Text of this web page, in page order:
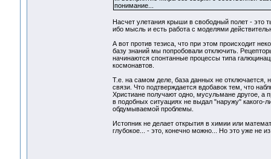
понимание...
Насчет улетания крыши в свободный полет - это
ибо мысль и есть работа с моделями
А вот против тезиса, что при этом происходит
базу знаний мы попробовали отключить.
начинаются спонтанные процессы типа
космонавтов.
Т.е. на самом деле, база данных не отключается,
связи. Что подтверждается вдобавок тем, что
Христиане получают одно, мусульмане другое, а
в подобных ситуациях не выдал "наружу" какого-
обдумываемой проблемы.
Истопник не делает открытия в химии или
глубокое... - это, конечно можно... Но это уже не